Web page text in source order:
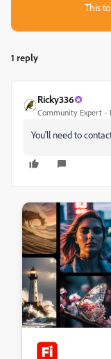
This
1 reply
Ricky336
Community Expert
You'll need to